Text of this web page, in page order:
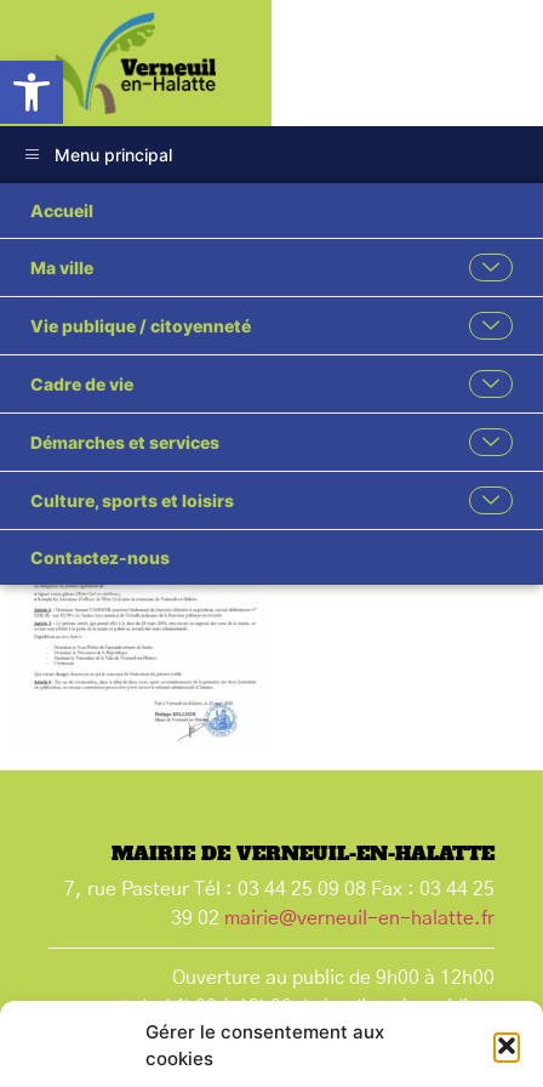
Ouvrir la barre d’outils
Gérer le consentement aux
cookies
Menu principal
Accueil
Ma ville
Vie publique / citoyenneté
Cadre de vie
Démarches et services
Culture, sports et loisirs
Contactez-nous
2026 127GH
Délégation Arnaud
VANNIER
MAIRIE DE VERNEUIL-EN-HALATTE
7, rue Pasteur Tél : 03 44 25 09 08 Fax : 03 44 25
39 02 mairie@verneuil-en-halatte.fr
Ouverture au public de 9h00 à 12h00
et de 14h00 à 18h00 du lundi après-midi au
vendredi,
et le samedi de 9h00 à 12h00.